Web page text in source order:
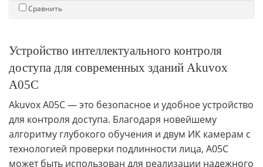
Сравнить
Устройство интеллектуального контроля
доступа для современных зданий Akuvox
A05C
Akuvox A05C — это безопасное и удобное устройство
для контроля доступа. Благодаря новейшему
алгоритму глубокого обучения и двум ИК камерам с
технологией проверки подлинности лица, A05C
может быть использован для реализации надежного